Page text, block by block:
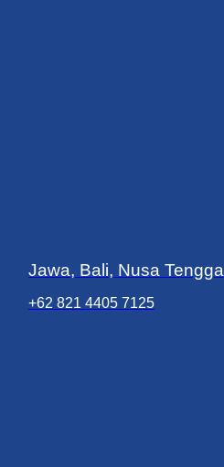
Jawa, Bali, Nusa
+62 821 4405 7125